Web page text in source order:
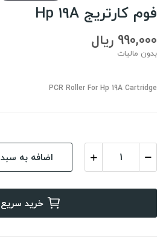
فوم کارتریج Hp 19A
990,000 ریال
بدون مالیات
PCR Roller For Hp 19A Cartridge
اضافه به سبد
خرید سریع